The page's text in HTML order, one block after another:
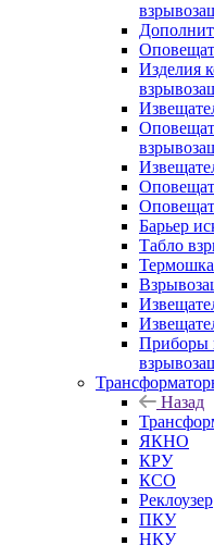
Изделия
Барьер
Табло
Приборы
Назад
ЯКНО
КРУ
КСО
Реклоузер
ПКУ
НКУ